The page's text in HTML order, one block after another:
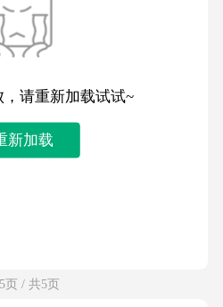
请重新加载试试~
新加载
页 / 共5页